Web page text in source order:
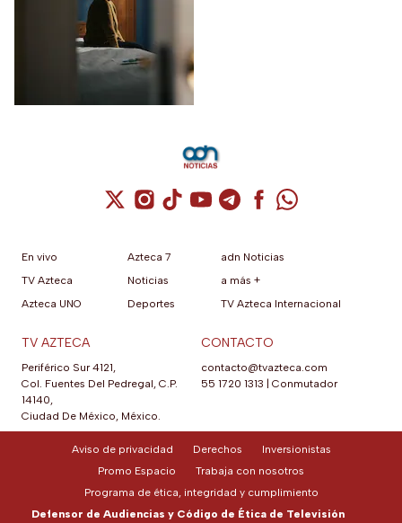
Cuenta de X / Twitter (se abre en una
Cuenta de Instagram (se abre en una
Cuenta de TikTok (se abre en
Cuenta de YouTube (se abre
Cuenta de Telegram (se
Cuenta de
Cuenta de
En vivo
TV Azteca
Azteca UNO
Azteca 7
Noticias
Deportes
adn Noticias
a más +
TV Azteca Internacional
TV AZTECA
Periférico Sur 4121,
Col. Fuentes Del Pedregal, C.P.
14140,
Ciudad De México, México.
CONTACTO
contacto@tvazteca.com
55 1720 1313
Conmutador
Aviso de privacidad Derechos
Inversionistas
Promo Espacio
Trabaja con nosotros
Programa de ética, integridad y cumplimiento
Defensor de Audiencias y Código de Ética de Televisión